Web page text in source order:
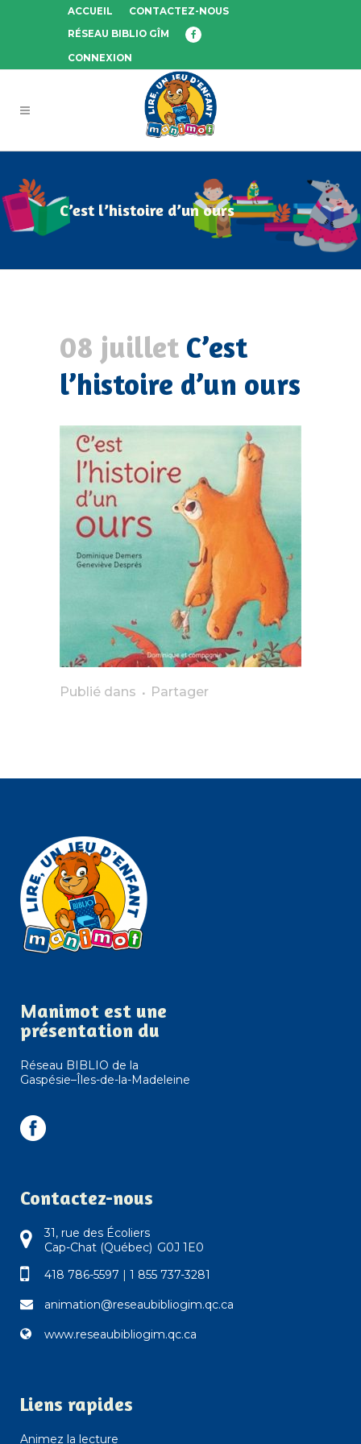
ACCUEIL
CONTACTEZ-NOUS
RÉSEAU BIBLIO GÎM
CONNEXION
C’est l’histoire d’un ours
08 juillet C’est
l’histoire d’un ours
Publié dans Partager
Manimot est une
présentation du
Réseau BIBLIO de la
Gaspésie–Îles-de-la-Madeleine
Contactez-nous
31, rue des Écoliers
Cap-Chat (Québec) G0J 1E0
418 786-5597 | 1 855 737-3281
animation@reseaubibliogim.qc.ca
www.reseaubibliogim.qc.ca
Liens rapides
Animez la lecture